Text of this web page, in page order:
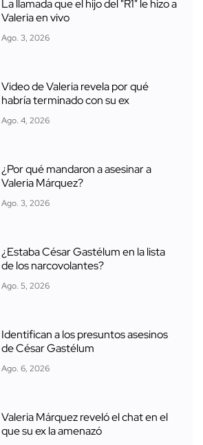
La llamada que el hijo del "R1" le hizo a
Valeria en vivo
Ago. 3, 2026
Video de Valeria revela por qué
habría terminado con su ex
Ago. 4, 2026
¿Por qué mandaron a asesinar a
Valeria Márquez?
Ago. 3, 2026
¿Estaba César Gastélum en la lista
de los narcovolantes?
Ago. 5, 2026
Identifican a los presuntos asesinos
de César Gastélum
Ago. 6, 2026
Valeria Márquez reveló el chat en el
que su ex la amenazó